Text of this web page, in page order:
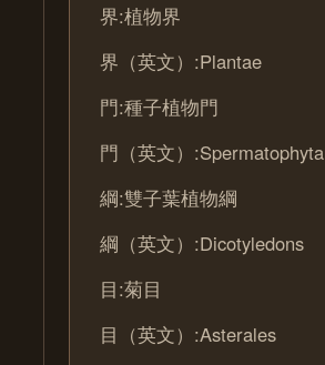
界:植物界
界（英文）:Plantae
門:種子植物門
門（英文）:Spermatophyta
綱:雙子葉植物綱
綱（英文）:Dicotyledons
目:菊目
目（英文）:Asterales